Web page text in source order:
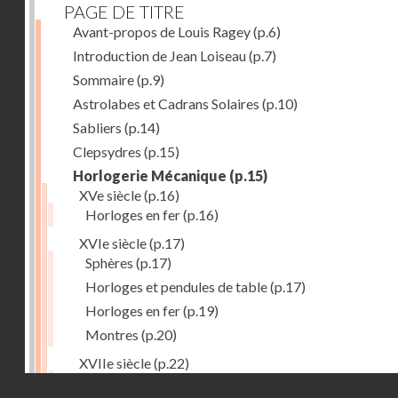
PAGE DE TITRE
Avant-propos de Louis Ragey(p.6)
Introduction de Jean Loiseau(p.7)
Sommaire(p.9)
Astrolabes et Cadrans Solaires (p.10)
Sabliers (p.14)
Clepsydres (p.15)
Horlogerie Mécanique (p.15)
XVe siècle(p.16)
Horloges en fer(p.16)
XVIe siècle(p.17)
Sphères (p.17)
Horloges et pendules de table(p.17)
Horloges en fer(p.19)
Montres (p.20)
XVIIe siècle(p.22)